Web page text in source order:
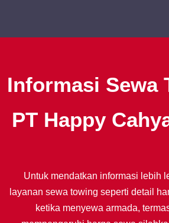
Informasi Sewa
PT Happy
Untuk mendatkan informasi lebih
layanan sewa towing seperti detail
ketika menyewa armada,